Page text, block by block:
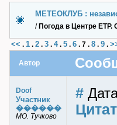
МЕТЕОКЛУБ :
/ Погода в Центре ЕТР.
<< . 1 . 2 . 3 . 4. 5 . 6 . 7 . 8 . 9 .
Автор
Doof
Участник
������
МО. Тучково
#